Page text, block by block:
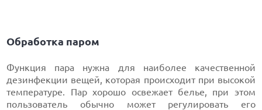
Обработка паром
Функция пара нужна для наиболее качественной
дезинфекции вещей, которая происходит при высокой
температуре. Пар хорошо освежает белье, при этом
пользователь обычно может регулировать его